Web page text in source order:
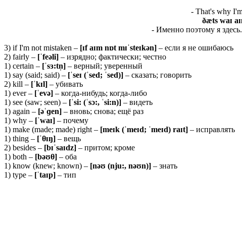
- That's why
ðæts waɪ
- Именно поэтому я
3) if I'm not mistaken – [ɪf aɪm nɒt mɪˈsteɪkən] – если я не ошибаюсь
2) fairly – [ˈfeəli] – изрядно; фактически; честно
1) certain – [ˈsɜ:tn̩] – верный; уверенный
1) say (said; said) – [ˈseɪ (ˈsed; ˈsed)] – сказать; говорить
2) kill – [ˈkɪl] – убивать
1) ever – [ˈevə] – когда-нибудь; когда-либо
1) see (saw; seen) – [ˈsi: (ˈsɔ:, ˈsi:n)] – видеть
1) again – [əˈɡen] – вновь; снова; ещё раз
1) why – [ˈwaɪ] – почему
1) make (made; made) right – [meɪk (ˈmeɪd; ˈmeɪd) raɪt] – исправлять
1) thing – [ˈθɪŋ] – вещь
2) besides – [bɪˈsaɪdz] – притом; кроме
1) both – [bəʊθ] – оба
1) know (knew; known) – [nəʊ (nju:, nəʊn)] – знать
1) type – [ˈtaɪp] – тип